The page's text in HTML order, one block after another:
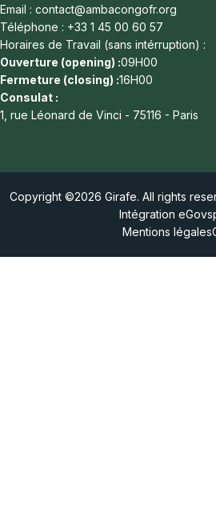
Email : contact@ambacongofr.org
Téléphone : +33 1 45 00 60 57
Horaires de Travail (sans intérruption) :
Ouverture (opening) :09H00
Fermeture (closing) :16H00
Consulat :
1, rue Léonard de Vinci - 75116 - Paris
Copyright ©2026 Girafe. All rights
Intégration
Mentions légales